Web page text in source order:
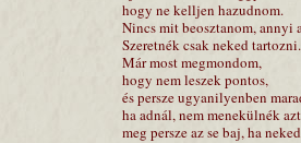
hogy ne kelljen hazudnom.
Nincs mit beosztanom, annyi
Szeretnék csak neked tartozni.
Már most megmondom,
hogy nem leszek pontos,
és persze ugyanilyenben
ha adnál, nem menekülnék
meg persze az se baj, ha